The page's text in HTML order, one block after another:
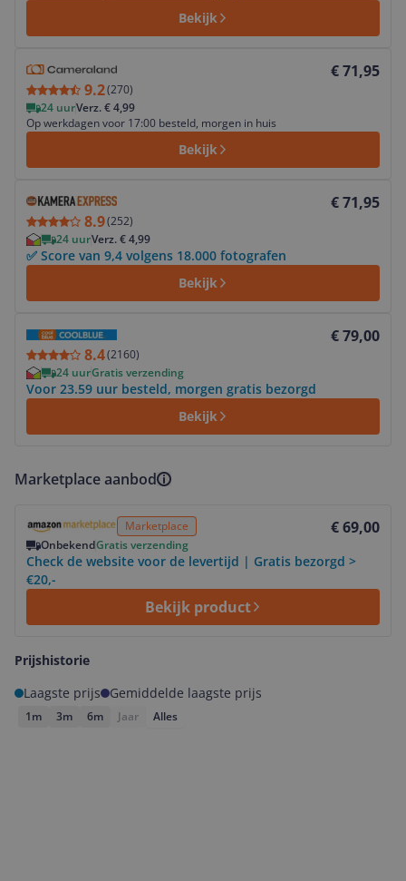
Bekijk
9.2(270)
€ 71,95
24 uurVerz. € 4,99
Op werkdagen voor 17:00 besteld, morgen in huis
Bekijk
8.9(252)
€ 71,95
24 uurVerz. € 4,99
✅ Score van 9,4 volgens 18.000 fotografen
Bekijk
8.4(2160)
€ 79,00
24 uurGratis verzending
Voor 23.59 uur besteld, morgen gratis bezorgd
Bekijk
Marketplace aanbod
Marketplace € 69,00
OnbekendGratis verzending
Check de website voor de levertijd | Gratis bezorgd >
€20,-
Bekijk product
Prijshistorie
Laagste prijs
Gemiddelde laagste prijs
1m 3m 6m Jaar Alles